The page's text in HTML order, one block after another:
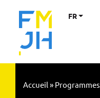
FR
Accueil » Programmes